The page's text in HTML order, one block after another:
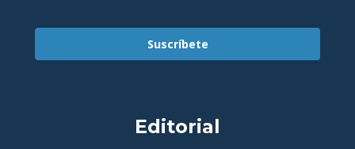
Suscríbete
Editorial